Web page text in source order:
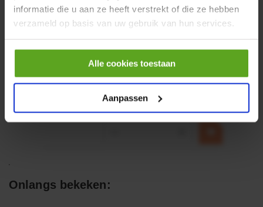
informatie die u aan ze heeft verstrekt of die ze hebben
verzameld op basis van uw gebruik van hun services.
Alle cookies toestaan
Aanpassen
− +
0,25KW
Artikelnummer:OK9HPA1240
€ 32,50
incl. BTW
Onlangs bekeken: